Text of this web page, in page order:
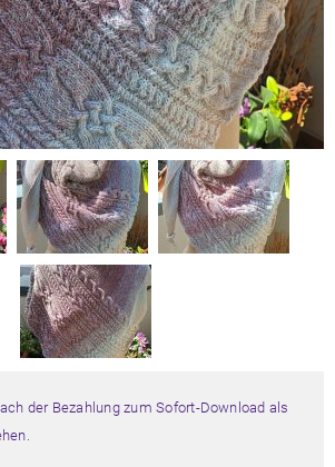
der Bezahlung zum Sofort-Download als